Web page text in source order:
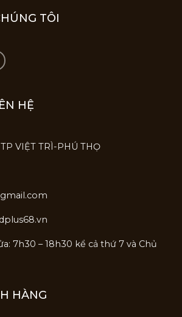
TÔI
HỆ
VIỆT TRÌ-PHÚ THỌ
7h30 – 18h30 kể cả thứ 7 và Chủ
HÀNG